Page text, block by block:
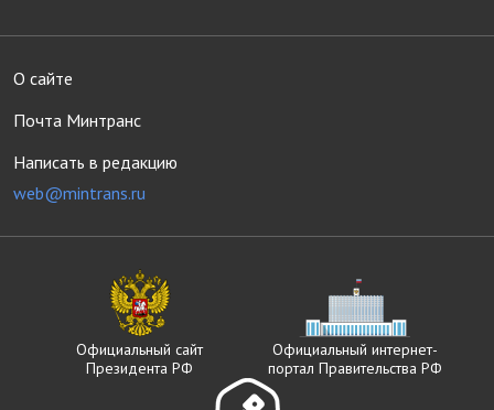
О сайте
Почта Минтранс
Написать в редакцию
web@mintrans.ru
Официальный сайт
Президента РФ
Официальный интернет-
портал Правительства РФ